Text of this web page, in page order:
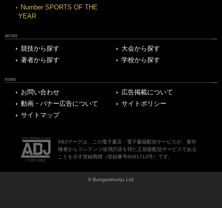
Number SPORTS OF THE
YEAR
ARCHIVE
競技から探す
大会から探す
著者から探す
学校から探す
OTHERS
お問い合わせ
広告掲載について
動画・バナー広告について
サイトポリシー
サイトマップ
ABJマークは、この電子書店・電子書籍配信サービスが、著作
権者からコンテンツ使用許諾を得た正規版配信サービスである
ことを示す登録商標（登録番号6091713号）です。
© Bungeishunju Ltd.